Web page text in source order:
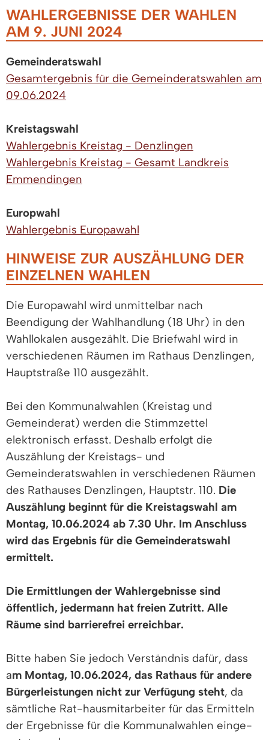
WAHLERGEBNISSE DER WAHLEN
AM 9. JUNI 2024
Gemeinderatswahl
Gesamtergebnis für die Gemeinderatswahlen am
09.06.2024
Kreistagswahl
Wahlergebnis Kreistag - Denzlingen
Wahlergebnis Kreistag - Gesamt Landkreis
Emmendingen
Europwahl
Wahlergebnis Europawahl
HINWEISE ZUR AUSZÄHLUNG DER
EINZELNEN WAHLEN
Die Europawahl wird unmittelbar nach
Beendigung der Wahlhandlung (18 Uhr) in den
Wahllokalen ausgezählt. Die Briefwahl wird in
verschiedenen Räumen im Rathaus Denzlingen,
Hauptstraße 110 ausgezählt.
Bei den Kommunalwahlen (Kreistag und
Gemeinderat) werden die Stimmzettel
elektronisch erfasst. Deshalb erfolgt die
Auszählung der Kreistags- und
Gemeinderatswahlen in verschiedenen Räumen
des Rathauses Denzlingen, Hauptstr. 110. Die
Auszählung beginnt für die Kreistagswahl am
Montag, 10.06.2024 ab 7.30 Uhr. Im Anschluss
wird das Ergebnis für die Gemeinderatswahl
ermittelt.
Die Ermittlungen der Wahlergebnisse sind
öffentlich, jedermann hat freien Zutritt. Alle
Räume sind barrierefrei erreichbar.
Bitte haben Sie jedoch Verständnis dafür, dass
am Montag, 10.06.2024, das Rathaus für andere
Bürgerleistungen nicht zur Verfügung steht, da
sämtliche Rat-hausmitarbeiter für das Ermitteln
der Ergebnisse für die Kommunalwahlen einge-